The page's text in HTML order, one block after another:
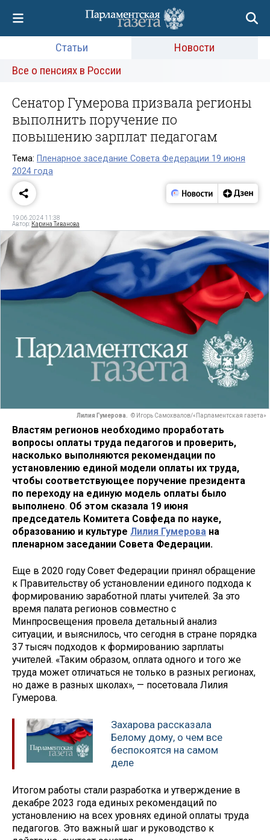
Статьи
Новости
Все о пенсиях в России
Сенатор Гумерова призвала регионы
выполнить поручение по
повышению зарплат педагогам
Тема: Пленарное заседание Совета Федерации 19 июня
2024 года
19.06.2024 11:38
Автор: Карина Тиванова
Лилия Гумерова. © Игорь Самохвалов/«Парламентская газета»
Властям регионов необходимо проработать
вопросы оплаты труда педагогов и проверить,
насколько выполняются рекомендации по
установлению единой модели оплаты их труда,
чтобы соответствующее поручение президента
по переходу на единую модель оплаты было
выполнено. Об этом сказала 19 июня
председатель Комитета Совфеда по науке,
образованию и культуре Лилия Гумерова на
пленарном заседании Совета Федерации.
Еще в 2020 году Совет Федерации принял обращение
к Правительству об установлении единого подхода к
формированию заработной платы учителей. За это
время палата регионов совместно с
Минпросвещения провела детальный анализ
ситуации, и выяснилось, что сегодня в стране порядка
37 тысяч подходов к формированию зарплаты
учителей. «Таким образом, оплата одного и того же
труда может отличаться не только в разных регионах,
но даже в разных школах», — посетовала Лилия
Гумерова.
Захарова рассказала
Белому дому, о чем все
беспокоятся на самом
деле
Итогом работы стали разработка и утверждение в
декабре 2023 года единых рекомендаций по
установлению на всех уровнях единой оплаты труда
педагогов. Это важный шаг и руководство к